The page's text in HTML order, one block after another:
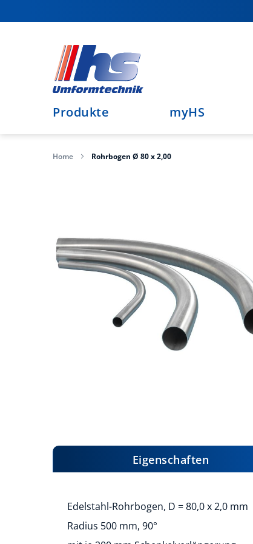
zum
Produkte myHS
Home Rohrbogen Ø 80 x 2,00
Bildergalerie
Eigenschaften
Edelstahl-Rohrbogen, D = 80,0 x 2,0 mm
Radius 500 mm, 90°